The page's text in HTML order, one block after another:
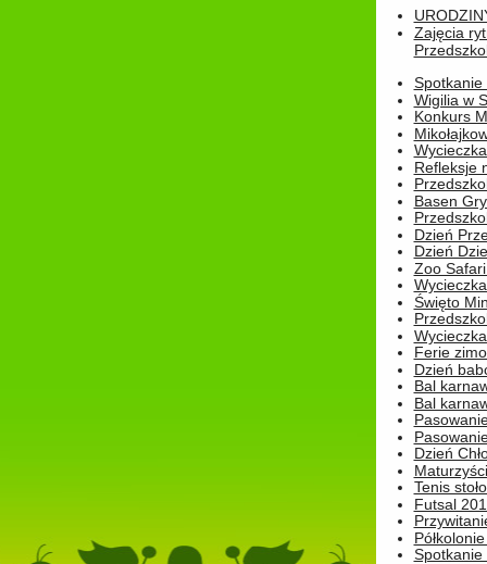
Zajęcia
Spotkanie
Wigilia w
Konkurs
Refleksje
Basen
Dzień
Dzień
Zoo
Święto
Ferie
Dzień
Bal
Bal
Dzień
Tenis
Futsal